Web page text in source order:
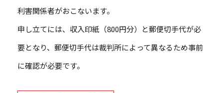
利害関係者がおこないます。
申し立てには、収入印紙（800円分）と郵便切手代が必
要となり、郵便切手代は裁判所によって異なるため事前
に確認が必要です。